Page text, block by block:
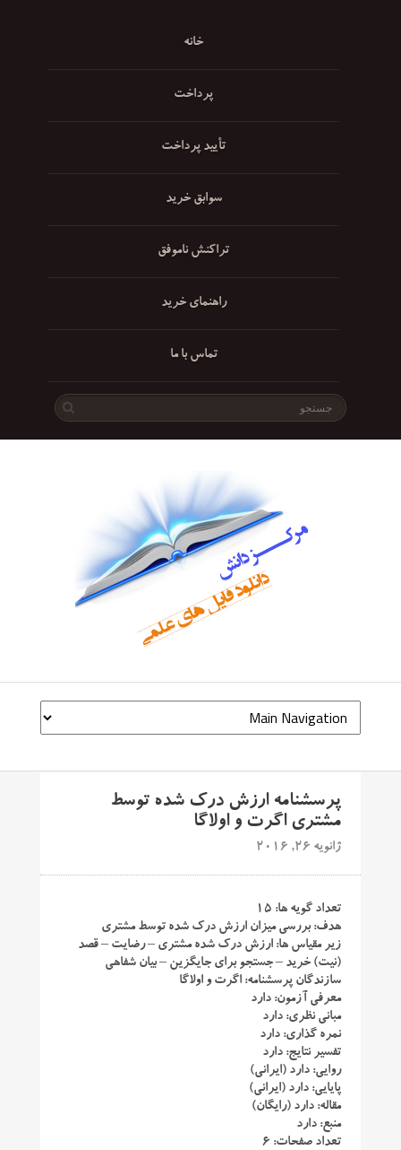
خانه
پرداخت
تأیید پرداخت
سوابق خرید
تراکنش ناموفق
راهنمای خرید
تماس با ما
پرسشنامه ارزش درک شده توسط
مشتری اگرت و اولاگا
ژانویه 26, 2016
تعداد گویه ها: ۱۵
هدف: بررسی میزان ارزش درک شده توسط مشتری
زیر مقیاس ها: ارزش درک شده مشتری – رضایت – قصد
(نیت) خرید – جستجو برای جایگزین – بیان شفاهی
سازندگان پرسشنامه: اگرت و اولاگا
معرفی آزمون: دارد
مبانی نظری: دارد
نمره گذاری: دارد
تفسیر نتایج: دارد
روایی: دارد (ایرانی)
پایایی: دارد (ایرانی)
مقاله: دارد (رایگان)
منبع: دارد
تعداد صفحات: ۶